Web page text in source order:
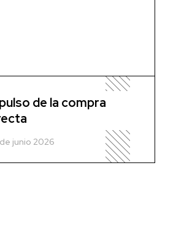
de la compra
junio 2026